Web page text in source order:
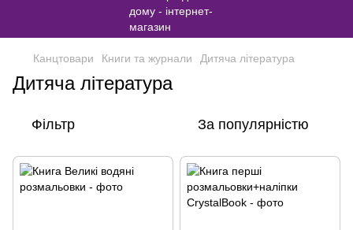
Канцтовари Книги та журнали Дитяча література
Дитяча література
Фільтр За популярністю